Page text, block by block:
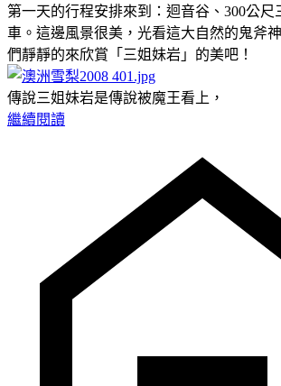
第一天的行程安排來到：迴音谷、300公尺
車。這邊風景很美，光看這大自然的鬼斧
們靜靜的來欣賞「三姐妹岩」的美吧！
傳說三姐妹岩是傳說被魔王看上，
繼續閱讀